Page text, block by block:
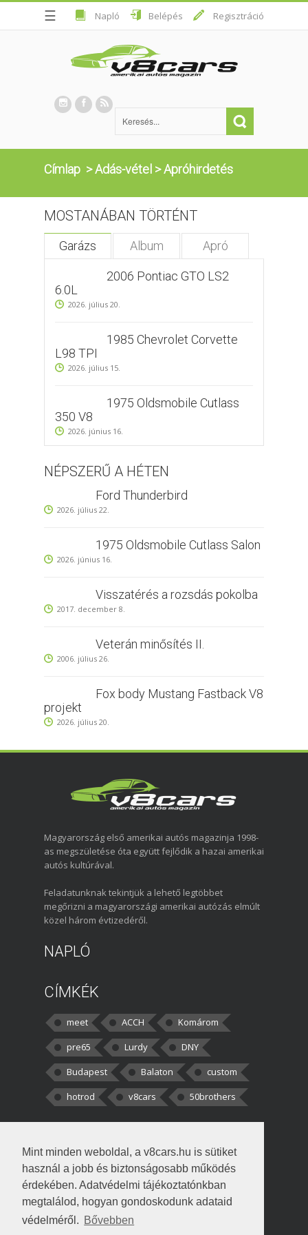
Mint minden weboldal, a v8cars.hu is sütiket
használ a jobb és biztonságosabb működés
érdekében. Adatvédelmi tájékoztatónkban
megtalálod, hogyan gondoskodunk adataid
védelméről. Bővebben
☰ Napló Belépés Regisztráció
Címlap >Adás-vétel >Apróhirdetés
MOSTANÁBAN TÖRTÉNT
Garázs Album Apró
2006 Pontiac GTO LS2
6.0L
2026. július 20.
1985 Chevrolet Corvette
L98 TPI
2026. július 15.
1975 Oldsmobile Cutlass
350 V8
2026. június 16.
NÉPSZERŰ A HÉTEN
Ford Thunderbird
2026. július 22.
1975 Oldsmobile Cutlass Salon
2026. június 16.
Visszatérés a rozsdás pokolba
2017. december 8.
Veterán minősítés II.
2006. július 26.
Fox body Mustang Fastback V8
projekt
2026. július 20.
Magyarország első amerikai autós magazinja 1998-
as megszületése óta együtt fejlődik a hazai amerikai
autós kultúrával.
Feladatunknak tekintjük a lehető legtöbbet
megőrizni a magyarországi amerikai autózás elmúlt
közel három évtizedéről.
NAPLÓ
CÍMKÉK
meet ACCH
Komárom
pre65
Lurdy
DNY
Budapest
Balaton
custom
hotrod
v8cars 50brothers
kortisz:Elszúrtam! Én csak két
darabbaal számoltam. Nem tudtam, hogy fél autót,
Béke:
!fasza Örültem is nagyon, amikor